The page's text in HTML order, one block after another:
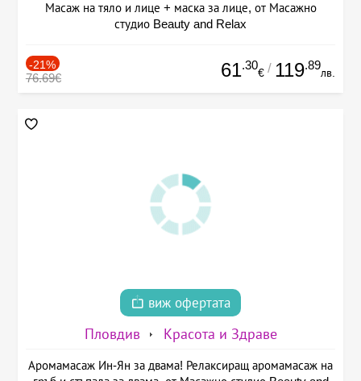
Масаж на тяло и лице + маска за лице, от Масажно
студио Beauty and Relax
-21%
76.69€ 61.30
€ / 119.89
лв.
виж офертата
Пловдив Красота и Здраве
Аромамасаж Ин-Ян за двама! Релаксиращ аромамасаж на